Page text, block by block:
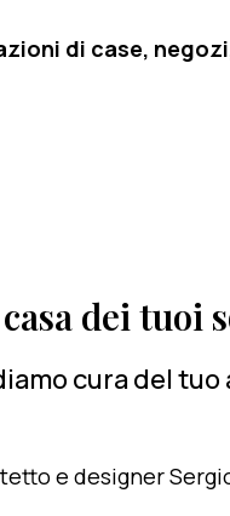
di case,
dei tuoi
cura del tuo
e designer